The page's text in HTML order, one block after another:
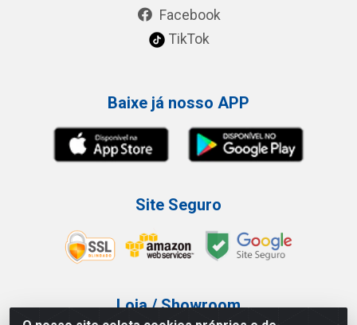
Facebook
TikTok
Baixe já nosso APP
Site Seguro
Loja / Showroom